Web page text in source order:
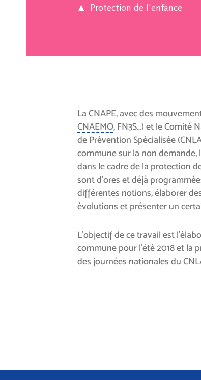
Protection de l'enfance
La CNAPE, avec des
CNAEMO, FN3S…) et le Comité
de Prévention Spécialisée
commune sur la non demande,
dans le cadre de la protection
sont d’ores et déjà
différentes notions, élaborer
évolutions et présenter un
L’objectif de ce travail est
commune pour l’été 2018 et la
des journées nationales du